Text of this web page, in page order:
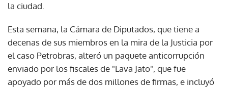
la ciudad.
Esta semana, la Cámara de Diputados, que tiene a
decenas de sus miembros en la mira de la Justicia por
el caso Petrobras, alteró un paquete anticorrupción
enviado por los fiscales de "Lava Jato", que fue
apoyado por más de dos millones de firmas, e incluyó